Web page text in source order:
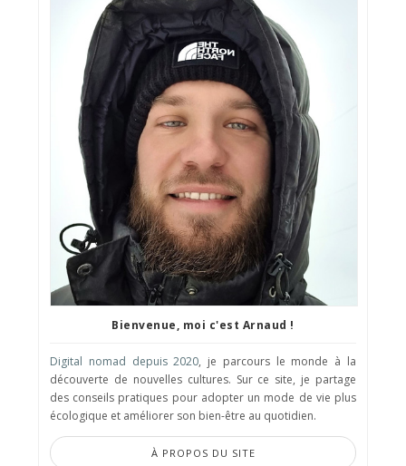
Bienvenue, moi c'est Arnaud !
Digital nomad depuis 2020, je parcours le monde à la
découverte de nouvelles cultures. Sur ce site, je partage
des conseils pratiques pour adopter un mode de vie plus
écologique et améliorer son bien-être au quotidien.
À PROPOS DU SITE